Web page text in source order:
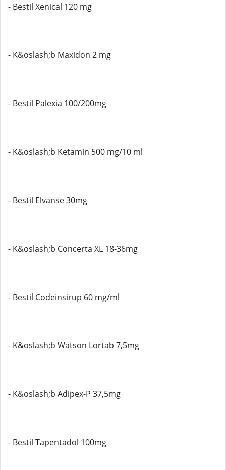
- Bestil Xenical 120 mg
- K&oslash;b Maxidon 2 mg
- Bestil Palexia 100/200mg
- K&oslash;b Ketamin 500 mg/10 ml
- Bestil Elvanse 30mg
- K&oslash;b Concerta XL 18-36mg
- Bestil Codeinsirup 60 mg/ml
- K&oslash;b Watson Lortab 7,5mg
- K&oslash;b Adipex-P 37,5mg
- Bestil Tapentadol 100mg